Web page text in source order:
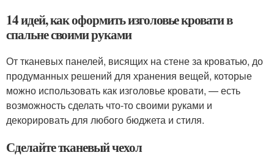
14 идей, как оформить изголовье кровати в
спальне своими руками
От тканевых панелей, висящих на стене за кроватью, до
продуманных решений для хранения вещей, которые
можно использовать как изголовье кровати, — есть
возможность сделать что-то своими руками и
декорировать для любого бюджета и стиля.
Сделайте тканевый чехол